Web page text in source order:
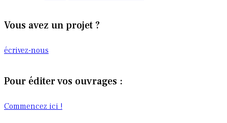
Vous avez un projet ?
écrivez-nous
Pour éditer vos ouvrages :
Commencez ici !